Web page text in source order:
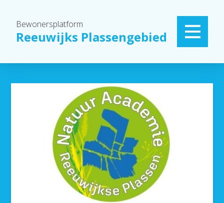
Bewonersplatform
Reeuwijks Plassengebied